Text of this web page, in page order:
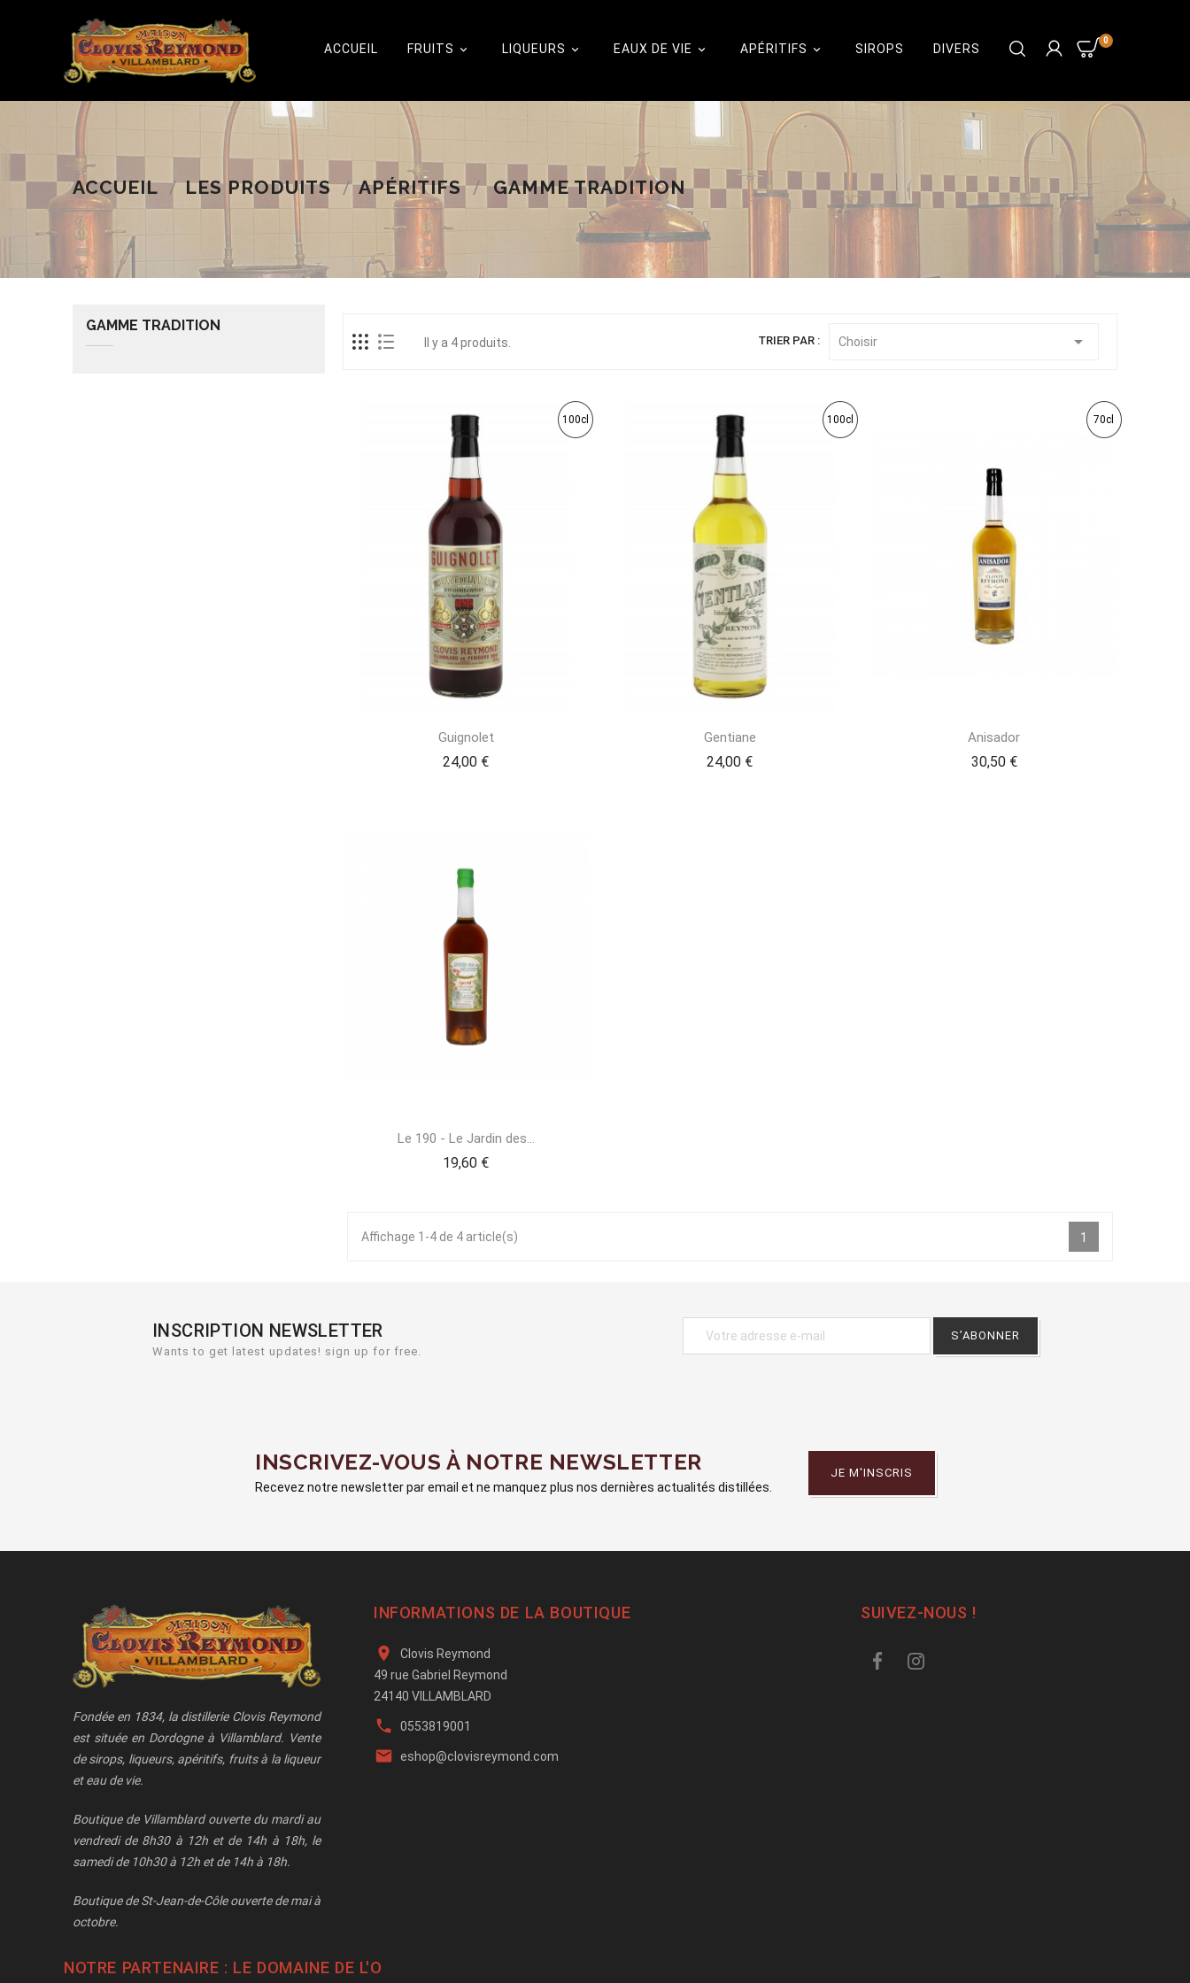
0
ACCUEIL 
FRUITS 
LIQUEURS 
EAUX DE VIE 
APÉRITIFS SIROPS DIVERS
ACCUEIL LES PRODUITS APÉRITIFS GAMME TRADITION
GAMME TRADITION
Il y a 4 produits. TRIER PAR : Choisir 
100cl
Guignolet
24,00 €
100cl
Gentiane
24,00 €
70cl
Anisador
30,50 €
Le 190 - Le Jardin des...
19,60 €
Affichage 1-4 de 4 article(s) 1
INSCRIPTION NEWSLETTER
Wants to get latest updates! sign up for free.
INSCRIVEZ-VOUS À NOTRE NEWSLETTER
Recevez notre newsletter par email et ne manquez plus nos dernières actualités distillées.
JE M'INSCRIS
Fondée en 1834, la distillerie Clovis Reymond
est située en Dordogne à Villamblard. Vente
de sirops, liqueurs, apéritifs, fruits à la liqueur
et eau de vie.
Boutique de Villamblard ouverte du mardi au
vendredi de 8h30 à 12h et de 14h à 18h, le
samedi de 10h30 à 12h et de 14h à 18h.
Boutique de St-Jean-de-Côle ouverte de mai à
octobre.
INFORMATIONS DE LA BOUTIQUE

Clovis Reymond
49 rue Gabriel Reymond
24140 VILLAMBLARD
 0553819001
 eshop@clovisreymond.com
SUIVEZ-NOUS !
NOTRE PARTENAIRE : LE DOMAINE DE L'O